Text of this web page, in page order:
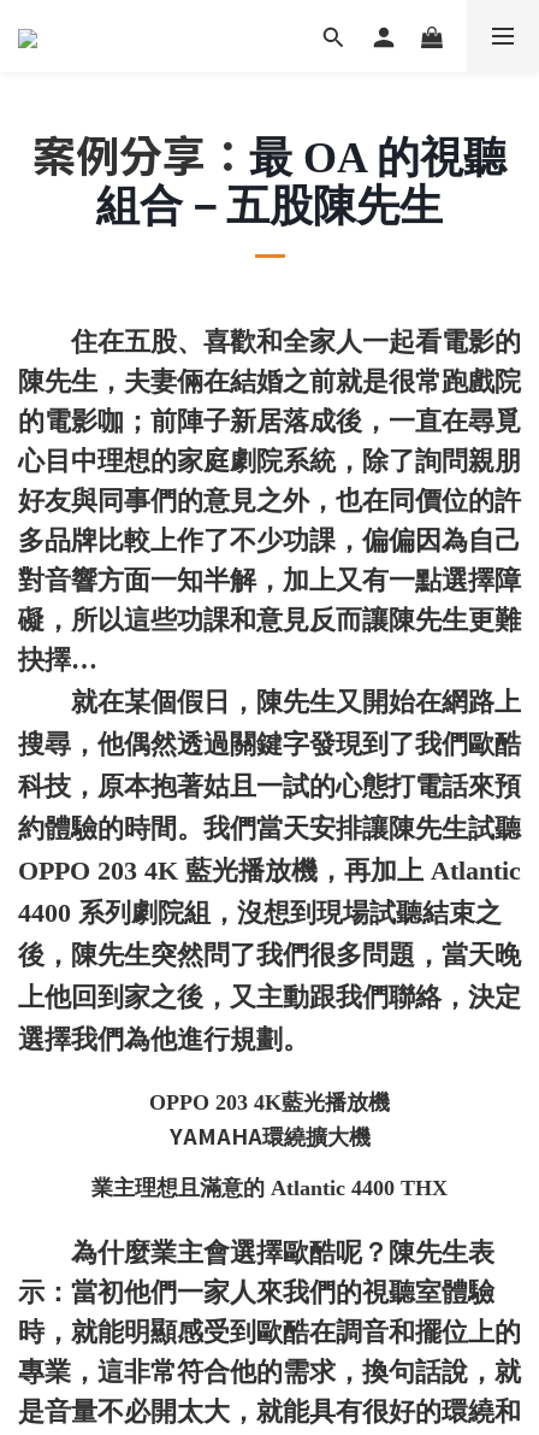
案例分享： 最 OA 的視聽
組合－五股陳先生
住在五股、喜歡和全家人一起看電影的
陳先生，夫妻倆在結婚之前就是很常跑戲院
的電影咖；前陣子新居落成後，一直在尋覓
心目中理想的家庭劇院系統，除了詢問親朋
好友與同事們的意見之外，也在同價位的許
多品牌比較上作了不少功課，偏偏因為自己
對音響方面一知半解，加上又有一點選擇障
礙，所以這些功課和意見反而讓陳先生更難
抉擇…
就在某個假日，陳先生又開始在網路上
搜尋，他偶然透過關鍵字發現到了我們歐酷
科技，原本抱著姑且一試的心態打電話來預
約體驗的時間。我們當天安排讓陳先生試聽
OPPO 203 4K 藍光播放機，再加上 Atlantic
4400 系列劇院組，沒想到現場試聽結束之
後，陳先生突然問了我們很多問題，當天晚
上他回到家之後，又主動跟我們聯絡，決定
選擇我們為他進行規劃。
OPPO 203 4K藍光播放機
YAMAHA環繞擴大機
業主理想且滿意的 Atlantic 4400 THX
為什麼業主會選擇歐酷呢？陳先生表
示：當初他們一家人來我們的視聽室體驗
時，就能明顯感受到歐酷在調音和擺位上的
專業，這非常符合他的需求，換句話說，就
是音量不必開太大，就能具有很好的環繞和